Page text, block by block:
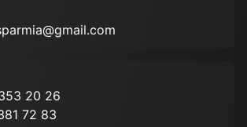
20 26
72 83